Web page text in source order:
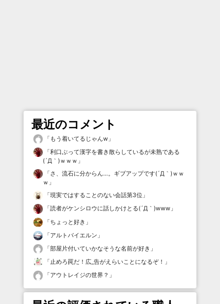
最近のコメント
「 もう着いてるじゃんw 」
「利口ぶって漢字を書き散らしているが未熟である
(´Д｀)ｗｗｗ 」
「さ、流石に分からん…。ギブアップです(´Д｀)ｗｗ
ｗ 」
「現実ではすることのない会話第3位 」
「読者がケンシロウに話しかけとる(´Д｀)www 」
「ちょっと好き 」
「アルトバイエルン 」
「部屋片付いていかなそうな名前が好き 」
「止めろ罠だ！広_告がえらいことになるぞ！ 」
「アウトレイジの世界？ 」